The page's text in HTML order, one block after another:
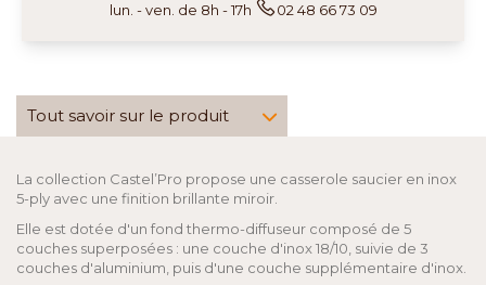
lun. - ven. de 8h - 17h 02 48 66 73 09
Tout savoir sur le produit
La collection Castel’Pro propose une casserole saucier en inox
5-ply avec une finition brillante miroir.
Elle est dotée d'un fond thermo-diffuseur composé de 5
couches superposées : une couche d'inox 18/10, suivie de 3
couches d'aluminium, puis d'une couche supplémentaire d'inox.